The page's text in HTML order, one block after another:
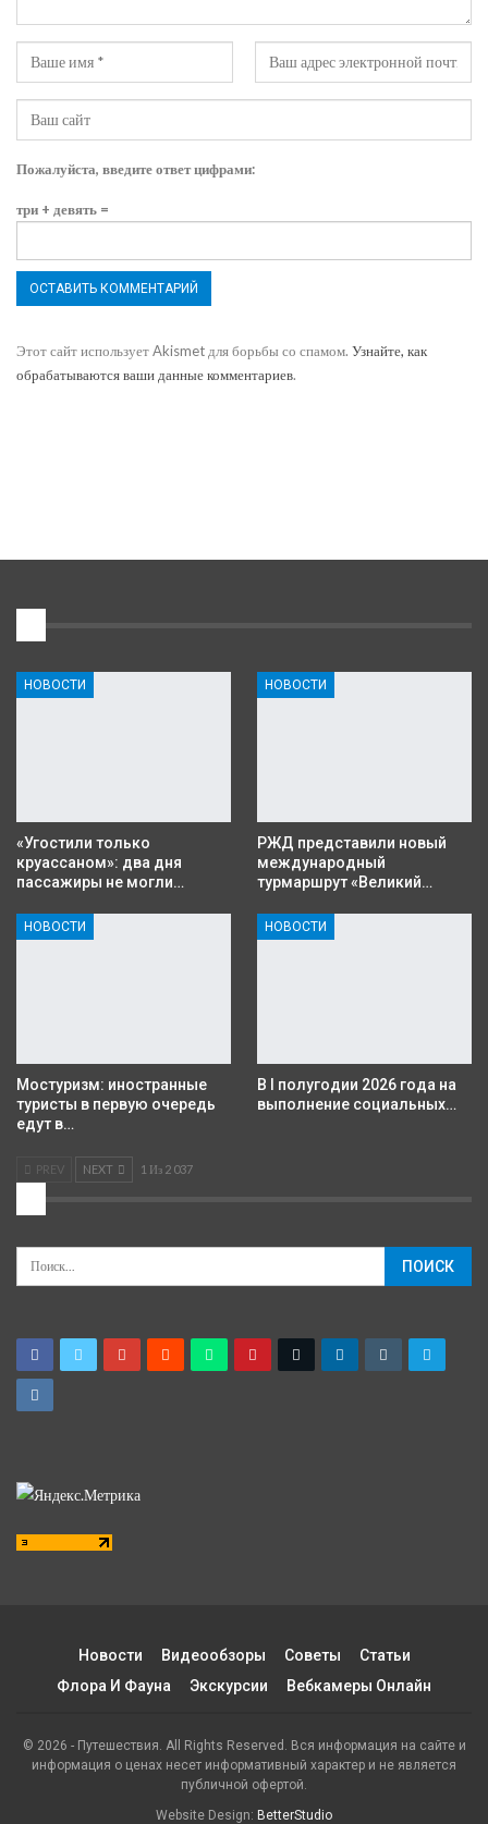
Пожалуйста, введите ответ цифрами:
три + девять =
Этот сайт использует Akismet для борьбы со спамом. Узнайте, как
обрабатываются ваши данные комментариев.
НОВОСТИ
«Угостили только
круассаном»: два дня
пассажиры не могли…
НОВОСТИ
РЖД представили новый
международный
турмаршрут «Великий…
НОВОСТИ
Мостуризм: иностранные
туристы в первую очередь
едут в…
НОВОСТИ
В I полугодии 2026 года на
выполнение социальных…
PREV NEXT 1 Из 2 037
Новости Видеообзоры Советы
Статьи
Флора И Фауна
Экскурсии Вебкамеры Онлайн
© 2026 - Путешествия. All Rights Reserved. Вся информация на сайте и
информация о ценах несет информативный характер и не является
публичной офертой.
Website Design: BetterStudio